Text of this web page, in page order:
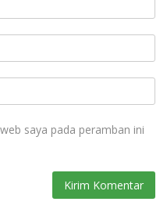
saya pada peramban ini